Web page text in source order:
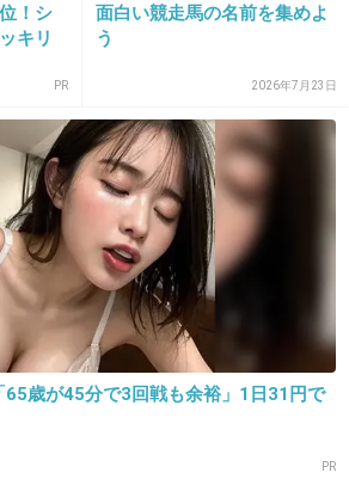
のか
(^_^;)
+8
！シ
キリ
PR
面白い競走馬の名前を集めよ
う
2026年7月23日
65歳が45分で3回戦も余裕」1日31円で
PR